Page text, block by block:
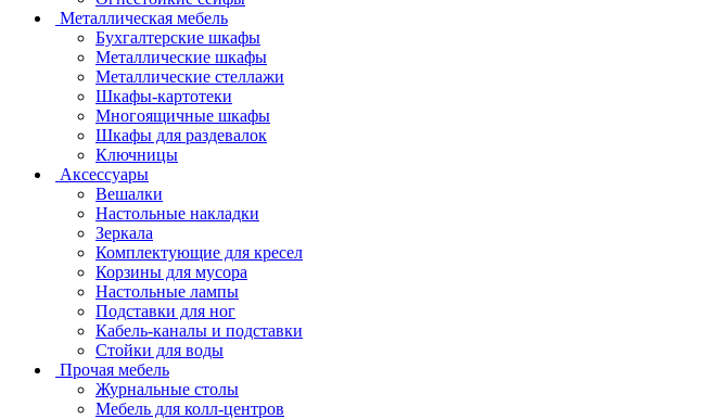
Металлическая мебель
Бухгалтерские шкафы
Металлические шкафы
Металлические стеллажи
Шкафы-картотеки
Многоящичные шкафы
Шкафы для раздевалок
Ключницы
Аксессуары
Вешалки
Настольные накладки
Зеркала
Комплектующие для кресел
Корзины для мусора
Настольные лампы
Подставки для ног
Кабель-каналы и подставки
Стойки для воды
Прочая мебель
Журнальные столы
Мебель для колл-центров